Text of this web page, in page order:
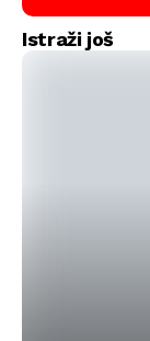
Istraži još